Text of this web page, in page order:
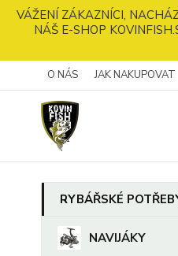
VÁŽENÍ ZÁKAZNÍCI,
NÁŠ E-SHOP
O NÁS JAK NAKUPOVAT
RYBÁŘSKÉ
NAVIJÁKY